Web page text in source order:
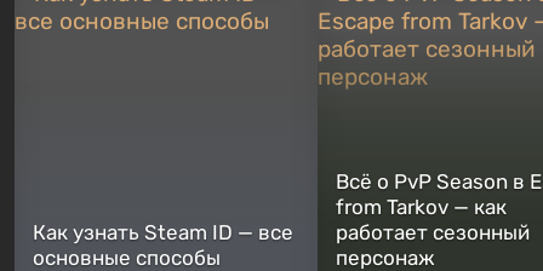
Как узнать Steam ID — все
основные способы
Всё о PvP Season в
from Tarkov — как
работает сезонный
персонаж